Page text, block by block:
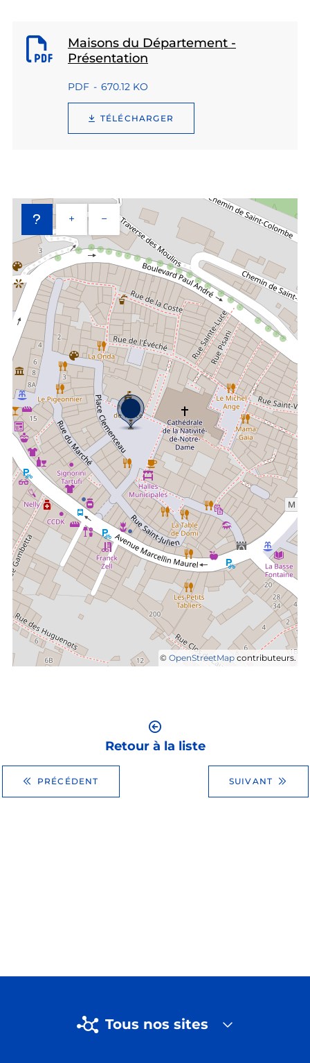
Maisons du Département -
Présentation
PDF 670.12 KO
TÉLÉCHARGER
+ −
© OpenStreetMap contributeurs.
PRÉCÉDENT
Retour à la liste
SUIVANT
Tous nos sites